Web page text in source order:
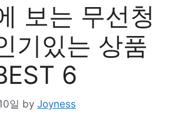
보는 무선청
기있는 상품
6
일 by Joyness